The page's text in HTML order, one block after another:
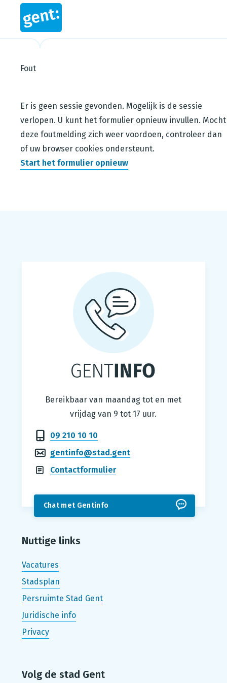
Fout
Steps in this wizard
Er is geen sessie gevonden. Mogelijk is de sessie
verlopen. U kunt het formulier opnieuw invullen. Mocht
deze foutmelding zich weer voordoen, controleer dan
of uw browser cookies ondersteunt.
Start het formulier opnieuw
Gentinfo
Bereikbaar van maandag tot en met
vrijdag van 9 tot 17 uur.
09 210 10 10
gentinfo@stad.gent
Contactformulier
Chat met Gentinfo
Nuttige links
Vacatures
Stadsplan
Persruimte Stad Gent
Juridische info
Privacy
Volg de stad Gent